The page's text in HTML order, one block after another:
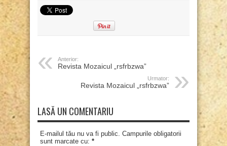
Anterior:
Revista Mozaicul „rsfrbzwa”
Urmator:
Revista Mozaicul „rsfrbzwa”
LASĂ UN COMENTARIU
E-mailul tău nu va fi public. Campurile obligatorii
sunt marcate cu: *